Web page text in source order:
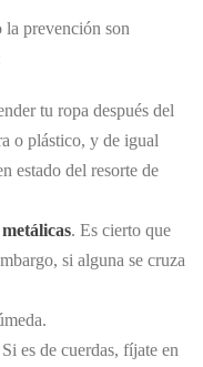
la prevención son
tu ropa después del
o plástico, y de igual
estado del resorte de
. Es cierto que
si alguna se cruza
es de cuerdas, fíjate en